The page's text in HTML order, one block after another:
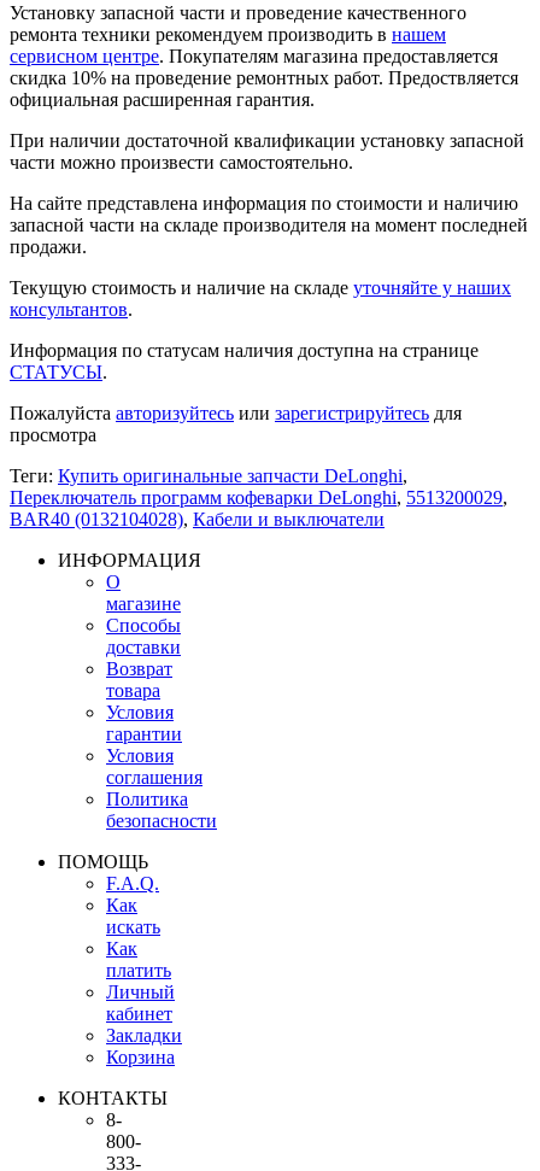
Установку запасной части и проведение качественного
ремонта техники рекомендуем производить в нашем
сервисном центре. Покупателям магазина предоставляется
скидка 10% на проведение ремонтных работ. Предоствляется
официальная расширенная гарантия.
При наличии достаточной квалификации установку запасной
части можно произвести самостоятельно.
На сайте представлена информация по стоимости и наличию
запасной части на складе производителя на момент последней
продажи.
Текущую стоимость и наличие на складе уточняйте у наших
консультантов.
Информация по статусам наличия доступна на странице
СТАТУСЫ.
Пожалуйста авторизуйтесь или зарегистрируйтесь для
просмотра
Теги: Купить оригинальные запчасти DeLonghi,
Переключатель программ кофеварки DeLonghi, 5513200029,
BAR40 (0132104028), Кабели и выключатели
ИНФОРМАЦИЯ
О
магазине
Способы
доставки
Возврат
товара
Условия
гарантии
Условия
соглашения
Политика
безопасности
ПОМОЩЬ
F.A.Q.
Как
искать
Как
платить
Личный
кабинет
Закладки
Корзина
КОНТАКТЫ
8-
800-
333-